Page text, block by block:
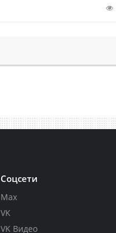
Соцсети
Max
VK
VK Видео